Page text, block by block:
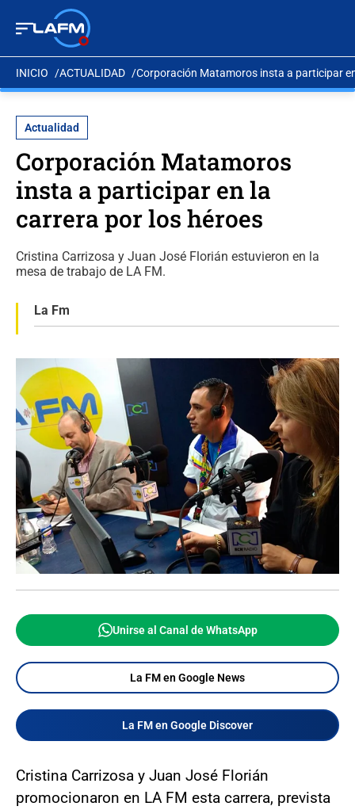
INICIO ACTUALIDAD Corporación Matamoros insta a participar
Actualidad
Corporación Matamoros
insta a participar en la
carrera por los héroes
Cristina Carrizosa y Juan José Florián estuvieron en la
mesa de trabajo de LA FM.
La Fm
Unirse al Canal de WhatsApp
La FM en Google News
La FM en Google Discover
Cristina Carrizosa y Juan José Florián
promocionaron en LA FM esta carrera, prevista